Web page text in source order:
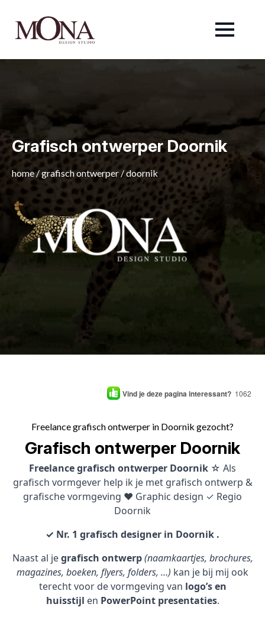
Grafisch ontwerper Doornik
home/grafisch ontwerper/doornik
Vind je deze pagina interessant? 1062
Freelance grafisch ontwerper in Doornik gezocht?
Grafisch ontwerper Doornik
Freelance grafisch ontwerper Doornik ☆ Als
grafisch vormgever help ik je met grafisch ontwerp &
grafische vormgeving ♥ Graphic design ✓ Regio
Doornik
✓ Nr. 1 grafisch designer in Doornik .
Naast al jegrafisch ontwerp (naamkaartjes, brochures,
magazines, boeken, flyers, folders, …) kan je bij mij ook
terecht voor de vormgeving van logo’s en
huisstijl en PowerPoint presentaties.